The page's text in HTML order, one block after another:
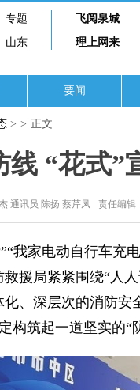
专题
山东
飞阅泉城
理上网来
要闻
> > 正文
“花式”
通讯员 陈扬 蔡芹凤 责任编辑
家电动自行车充电
救援局紧紧围绕“
、深层次的消防
筑起一道坚实的“